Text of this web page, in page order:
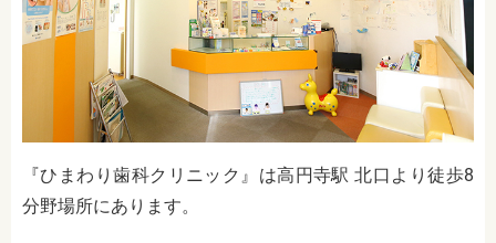
『ひまわり歯科クリニック』は高円寺駅 北口より徒歩8
分野場所にあります。